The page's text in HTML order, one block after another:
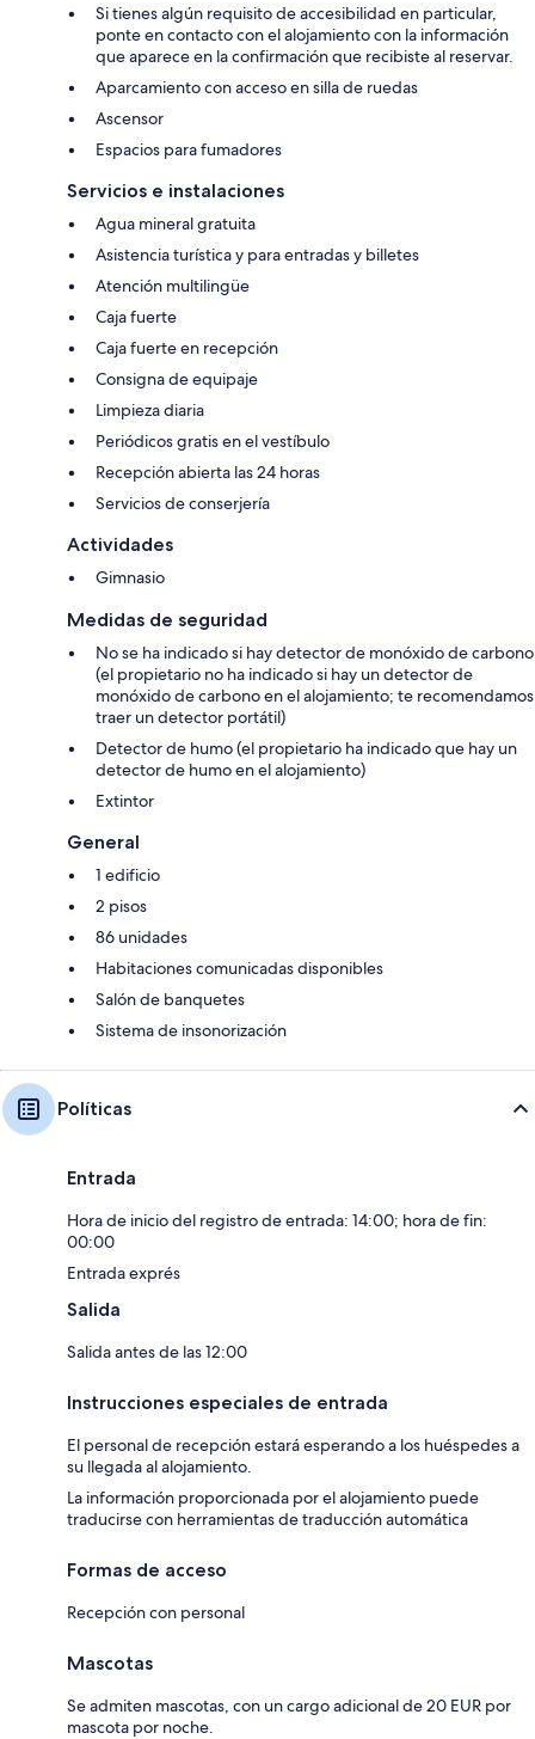
Si tienes algún requisito de accesibilidad en particular,
ponte en contacto con el alojamiento con la información
que aparece en la confirmación que recibiste al reservar.
Aparcamiento con acceso en silla de ruedas
Ascensor
Espacios para fumadores
Servicios e instalaciones
Agua mineral gratuita
Asistencia turística y para entradas y billetes
Atención multilingüe
Caja fuerte
Caja fuerte en recepción
Consigna de equipaje
Limpieza diaria
Periódicos gratis en el vestíbulo
Recepción abierta las 24 horas
Servicios de conserjería
Actividades
Gimnasio
Medidas de seguridad
No se ha indicado si hay detector de monóxido de carbono
(el propietario no ha indicado si hay un detector de
monóxido de carbono en el alojamiento; te recomendamos
traer un detector portátil)
Detector de humo (el propietario ha indicado que hay un
detector de humo en el alojamiento)
Extintor
General
1 edificio
2 pisos
86 unidades
Habitaciones comunicadas disponibles
Salón de banquetes
Sistema de insonorización
Políticas
Entrada
Hora de inicio del registro de entrada: 14:00; hora de fin:
00:00
Entrada exprés
Salida
Salida antes de las 12:00
Instrucciones especiales de entrada
El personal de recepción estará esperando a los huéspedes a
su llegada al alojamiento.
La información proporcionada por el alojamiento puede
traducirse con herramientas de traducción automática
Formas de acceso
Recepción con personal
Mascotas
Se admiten mascotas, con un cargo adicional de 20 EUR por
mascota por noche.